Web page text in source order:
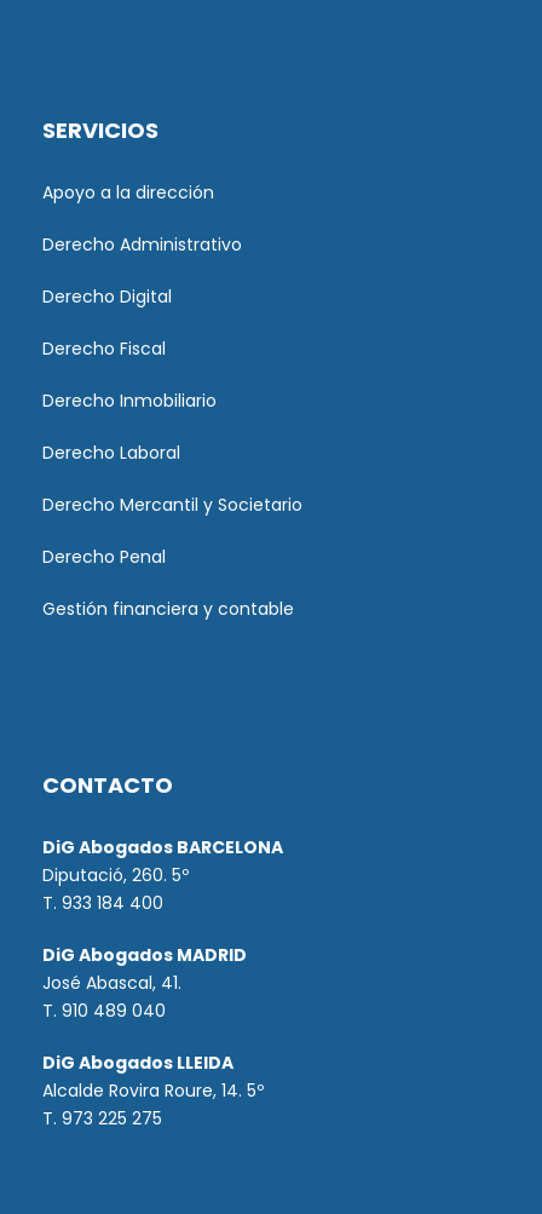
SERVICIOS
Apoyo a la dirección
Derecho Administrativo
Derecho Digital
Derecho Fiscal
Derecho Inmobiliario
Derecho Laboral
Derecho Mercantil y Societario
Derecho Penal
Gestión financiera y contable
CONTACTO
DiG Abogados BARCELONA
Diputació, 260. 5º
T. 933 184 400
DiG Abogados MADRID
José Abascal, 41.
T. 910 489 040
DiG Abogados LLEIDA
Alcalde Rovira Roure, 14. 5º
T. 973 225 275